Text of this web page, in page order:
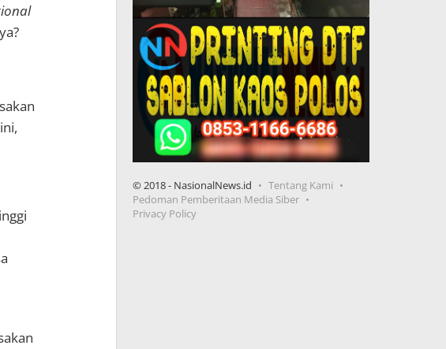
© 2018 - NasionalNews.id
Tentang Kami
Pedoman Pemberitaan Media Siber
Privacy Policy